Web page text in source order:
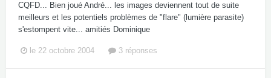
CQFD... Bien joué André... les images deviennent tout de suite
meilleurs et les potentiels problèmes de "flare" (lumière parasite)
s'estompent vite... amitiés Dominique
le 22 octobre 2004 3 réponses